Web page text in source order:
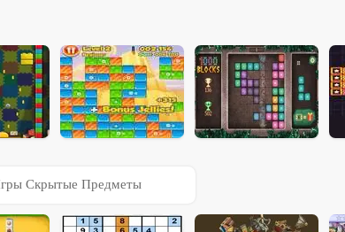
Скрытые Предметы